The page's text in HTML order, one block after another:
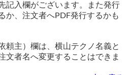
記入欄がございます。また発行
か、注文者へPDF発行するかも
頼主）欄は、横山テクノ名義と
文者名へ変更することはできま